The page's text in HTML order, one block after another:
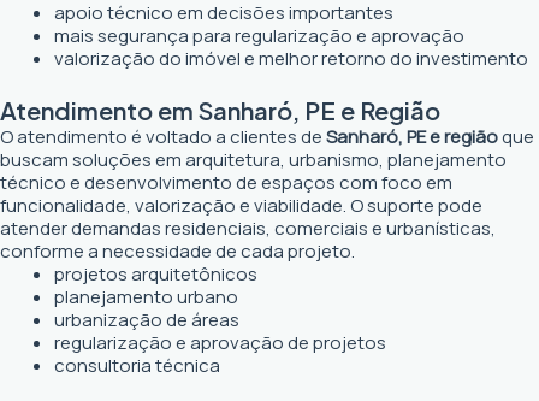
apoio técnico em decisões importantes
mais segurança para regularização e aprovação
valorização do imóvel e melhor retorno do investimento
Atendimento em Sanharó, PE e Região
O atendimento é voltado a clientes deSanharó, PE e regiãoque
buscam soluções em arquitetura, urbanismo, planejamento
técnico e desenvolvimento de espaços com foco em
funcionalidade, valorização e viabilidade. O suporte pode
atender demandas residenciais, comerciais e urbanísticas,
conforme a necessidade de cada projeto.
projetos arquitetônicos
planejamento urbano
urbanização de áreas
regularização e aprovação de projetos
consultoria técnica